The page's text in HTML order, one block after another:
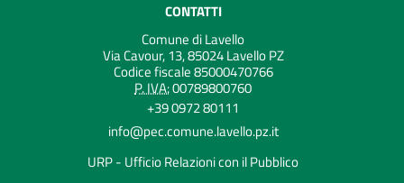
CONTATTI
Comune di Lavello
Via Cavour, 13, 85024 Lavello PZ
Codice fiscale 85000470766
P. IVA:00789800760
+39 0972 80111
info@pec.comune.lavello.pz.it
URP - Ufficio Relazioni con il Pubblico